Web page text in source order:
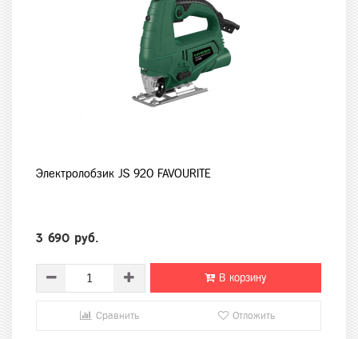
Электролобзик JS 920 FAVOURITE
3 690 руб.
В корзину
Сравнить Отложить